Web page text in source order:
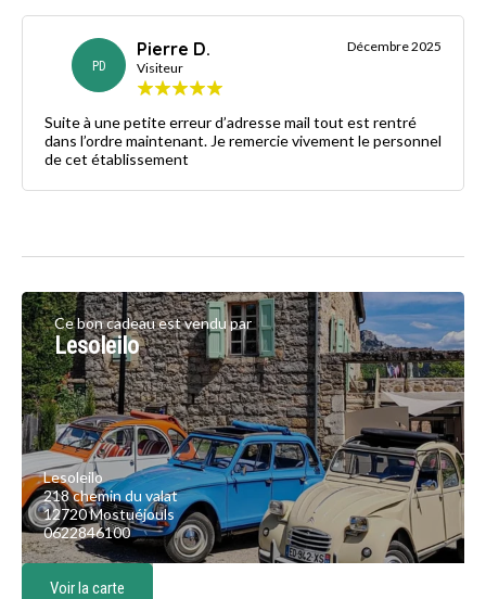
PD
Pierre D.
Visiteur
Décembre 2025
Suite à une petite erreur d’adresse mail tout est rentré
dans l’ordre maintenant. Je remercie vivement le personnel
de cet établissement
Ce bon cadeau est vendu par
Lesoleilo
Lesoleilo
218 chemin du valat
12720 Mostuéjouls
0622846100
Voir la carte